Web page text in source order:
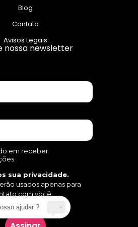
Blog
Contato
Avisos Legais
nossa newsletter
em receber
sua privacidade.
usados apenas para
com você.
ajudar ?